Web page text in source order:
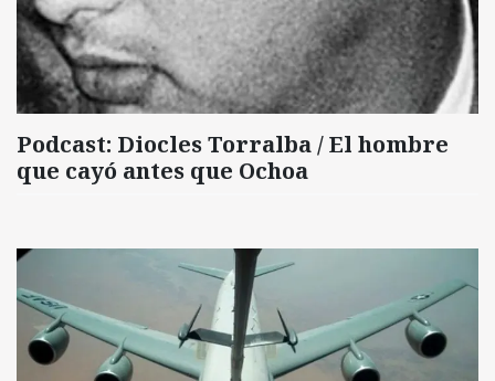
Podcast: Diocles Torralba / El hombre
que cayó antes que Ochoa